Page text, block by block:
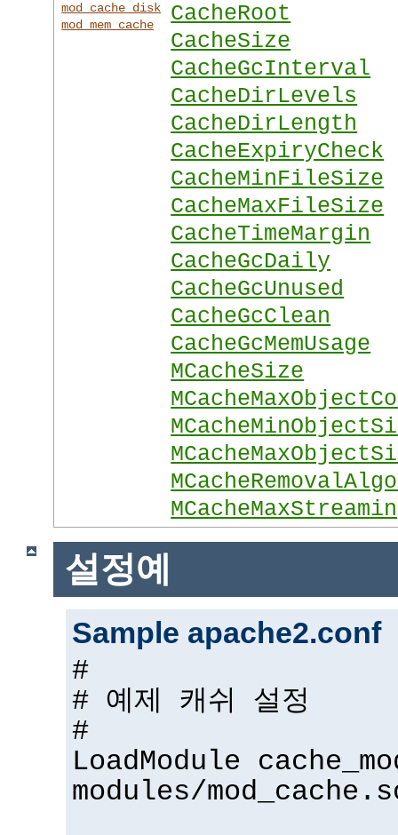
mod_cache_disk
mod_mem_cache
CacheRoot
CacheSize
CacheGcInterval
CacheDirLevels
CacheDirLength
CacheExpiryCheck
CacheMinFileSize
CacheMaxFileSize
CacheTimeMargin
CacheGcDaily
CacheGcUnused
CacheGcClean
CacheGcMemUsage
MCacheSize
설정예
Sample apache2.conf
#
# 예제 캐쉬 설정
#
LoadModule
modules/